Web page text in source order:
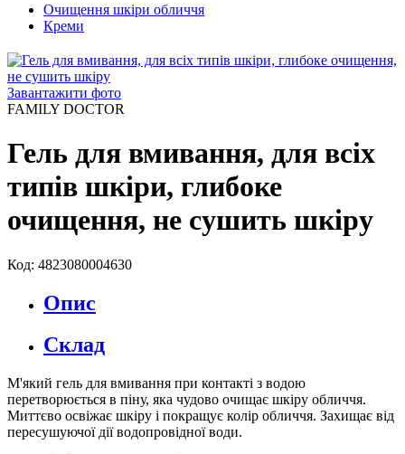
Очищення шкіри обличчя
Креми
Завантажити фото
FAMILY DOCTOR
Гель для вмивання, для всіх
типів шкіри, глибоке
очищення, не сушить шкіру
Код: 4823080004630
Опис
Склад
М'який гель для вмивання при контакті з водою
перетворюється в піну, яка чудово очищає шкіру обличчя.
Миттєво освіжає шкіру і покращує колір обличчя. Захищає від
пересушуючої дії водопровідної води.